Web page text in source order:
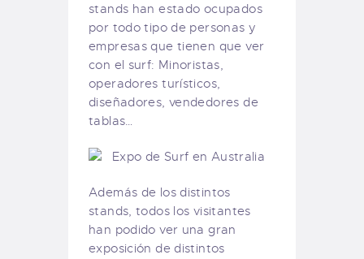
stands han estado ocupados
por todo tipo de personas y
empresas que tienen que ver
con el surf: Minoristas,
operadores turísticos,
diseñadores, vendedores de
tablas…
Además de los distintos
stands, todos los visitantes
han podido ver una gran
exposición de distintos